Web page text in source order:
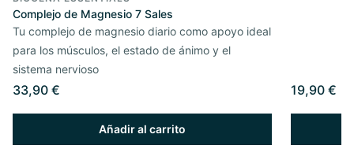
Complejo de Magnesio 7 Sales
Tu complejo de magnesio diario como apoyo ideal
para los músculos, el estado de ánimo y el
sistema nervioso
33,90 €
Añadir al carrito
19,90 €